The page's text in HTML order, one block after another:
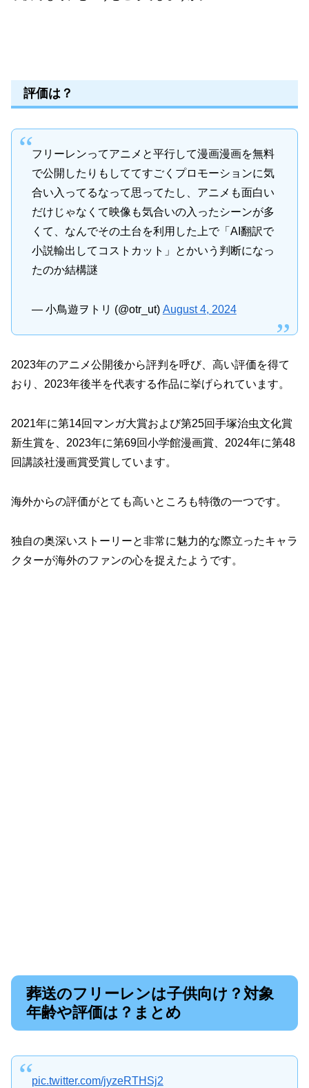
評価は？
フリーレンってアニメと平行して漫画漫画を無料
で公開したりもしててすごくプロモーションに気
合い入ってるなって思ってたし、アニメも面白い
だけじゃなくて映像も気合いの入ったシーンが多
くて、なんでその土台を利用した上で「AI翻訳で
小説輸出してコストカット」とかいう判断になっ
たのか結構謎
— 小鳥遊ヲトリ (@otr_ut) August 4, 2024
2023年のアニメ公開後から評判を呼び、高い評価を得て
おり、2023年後半を代表する作品に挙げられています。
2021年に第14回マンガ大賞および第25回手塚治虫文化賞
新生賞を、2023年に第69回小学館漫画賞、2024年に第48
回講談社漫画賞受賞しています。
海外からの評価がとても高いところも特徴の一つです。
独自の奥深いストーリーと非常に魅力的な際立ったキャラ
クターが海外のファンの心を捉えたようです。
葬送のフリーレンは子供向け？対象
年齢や評価は？まとめ
pic.twitter.com/jyzeRTHSj2